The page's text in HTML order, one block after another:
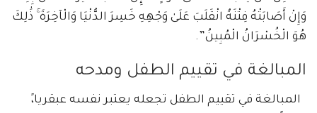
وَإِنْ أَصَابَتْهُ فِتْنَةٌ انْقَلَبَ عَلَىٰ وَجْهِهِ خَسِرَ الدُّنْيَا وَالْآخِرَةَ ۚ ذَٰلِكَ
هُوَ الْخُسْرَانُ الْمُبِينُ”.
المبالغة في تقييم الطفل ومدحه
المبالغة في تقييم الطفل تجعله يعتبر نفسه عبقريا،ً